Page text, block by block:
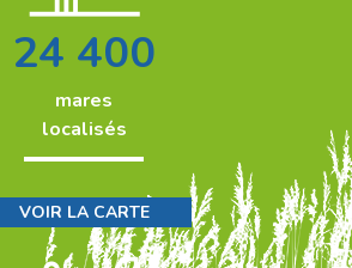
24 400
mares
localisés
VOIR LA CARTE